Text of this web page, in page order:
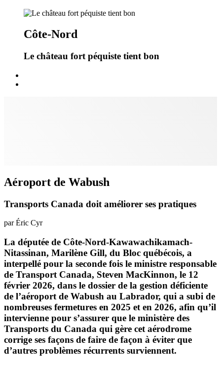
Côte-Nord
Le château fort péquiste tient bon
Aéroport de Wabush
Transports Canada doit améliorer ses pratiques
par Éric Cyr
La députée de Côte-Nord-Kawawachikamach-
Nitassinan, Marilène Gill, du Bloc québécois, a
interpellé pour la seconde fois le ministre responsable
de Transport Canada, Steven MacKinnon, le 12
février 2026, dans le dossier de la gestion déficiente
de l’aéroport de Wabush au Labrador, qui a subi de
nombreuses fermetures en 2025 et en 2026, afin qu’il
intervienne pour s’assurer que le ministère des
Transports du Canada qui gère cet aérodrome
corrige ses façons de faire de façon à éviter que
d’autres problèmes récurrents surviennent.